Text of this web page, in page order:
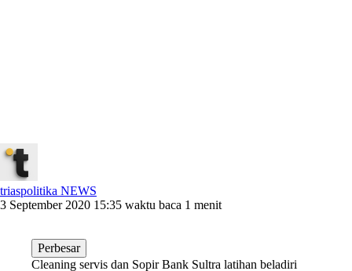
triaspolitika NEWS
3 September 2020 15:35 waktu baca 1 menit
Perbesar
Cleaning servis dan Sopir Bank Sultra latihan beladiri